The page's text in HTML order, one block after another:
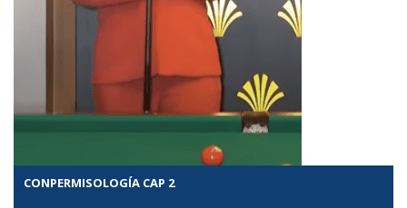
CONPERMISOLOGÍA CAP 2